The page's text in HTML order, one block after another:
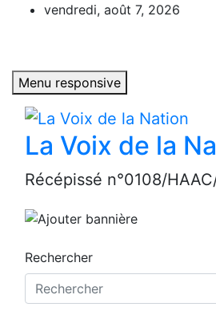
vendredi, août 7, 2026
Menu responsive
La Voix de la
Récépissé n°0108/
Rechercher